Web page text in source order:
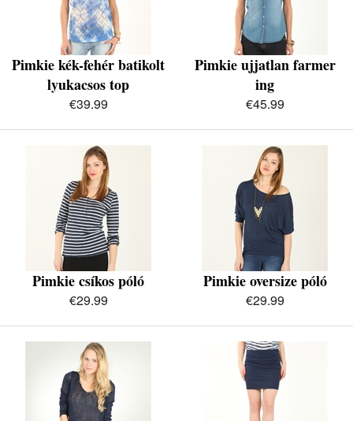
Pimkie kék-fehér batikolt
lyukacsos top
€39.99
Pimkie ujjatlan farmer
ing
€45.99
Pimkie csíkos póló
€29.99
Pimkie oversize póló
€29.99